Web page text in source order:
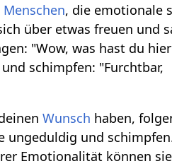
Menschen, die emotionale
über etwas freuen und
"Wow, was hast du hier
schimpfen: "Furchtbar,
Wunsch haben,
ungeduldig und
Emotionalität können